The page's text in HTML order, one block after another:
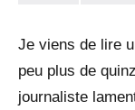
Je viens de lire
peu plus de
journaliste